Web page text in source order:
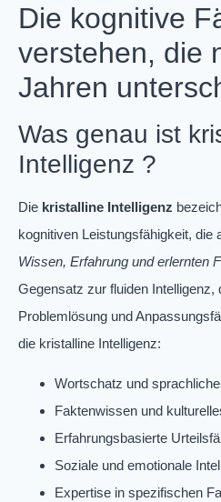
Die kognitive
verstehen, die
Jahren
Was genau ist
Intelligenz ?
Die kristalline Intelligenz
kognitiven Leistungsfähigkeit, die
Wissen, Erfahrung und erlernten
Gegensatz zur fluiden Intelligenz,
Problemlösung und
die kristalline Intelligenz:
Wortschatz und
Faktenwissen und
Erfahrungsbasierte
Soziale und emotionale
Expertise in spezifischen